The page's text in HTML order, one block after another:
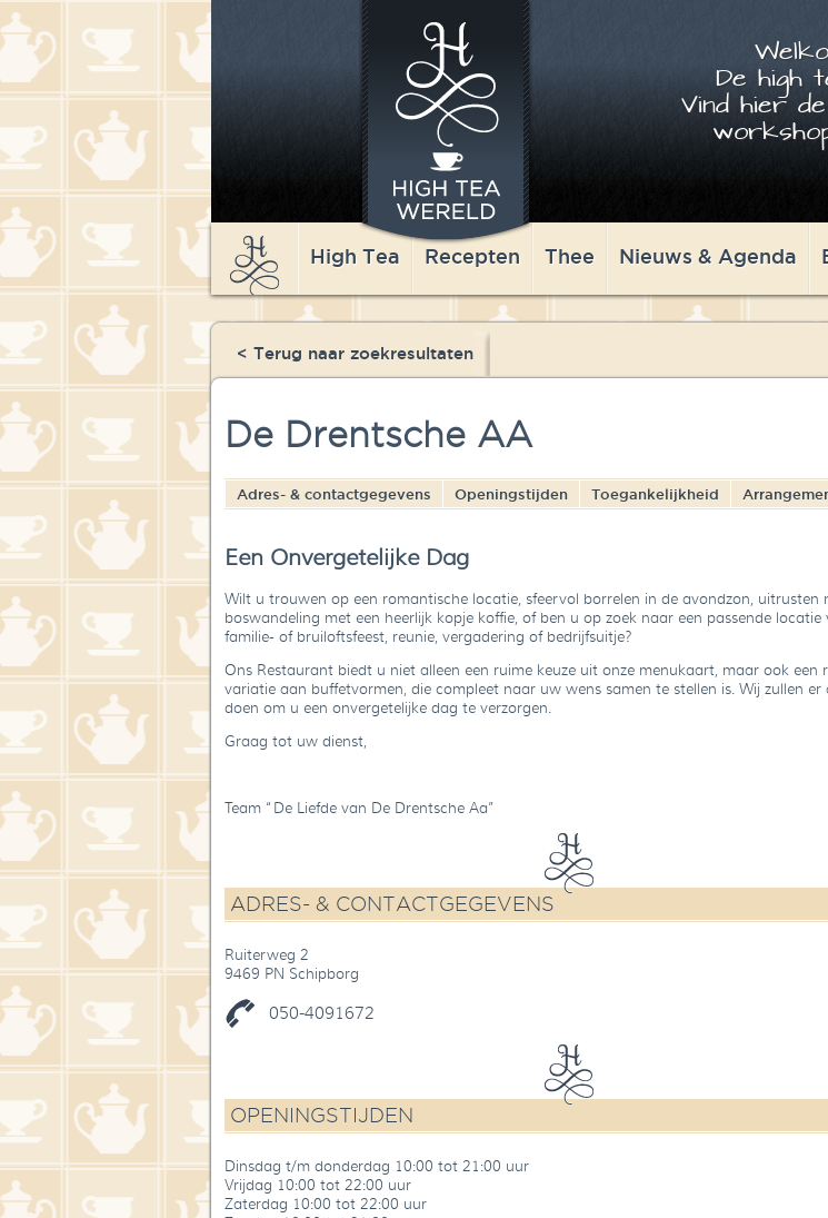
De high
Vind hier
High Tea Recepten Thee Nieuws & Agenda
< Terug naar zoekresultaten
De Drentsche AA
Adres- & contactgegevens Openingstijden Toegankelijkheid
Een Onvergetelijke Dag
Wilt u trouwen op een romantische locatie, sfeervol borrelen in de avondzon, uitrusten
boswandeling met een heerlijk kopje koffie, of ben u op zoek naar een passende
familie- of bruiloftsfeest, reunie, vergadering of bedrijfsuitje?
Ons Restaurant biedt u niet alleen een ruime keuze uit onze menukaart, maar ook een
variatie aan buffetvormen, die compleet naar uw wens samen te stellen is. Wij zullen er
doen om u een onvergetelijke dag te verzorgen.
Graag tot uw dienst,
Team “De Liefde van De Drentsche Aa”
ADRES- & CONTACTGEGEVENS
Ruiterweg 2
9469 PN Schipborg
050-4091672
OPENINGSTIJDEN
Dinsdag t/m donderdag 10:00 tot 21:00 uur
Vrijdag 10:00 tot 22:00 uur
Zaterdag 10:00 tot 22:00 uur